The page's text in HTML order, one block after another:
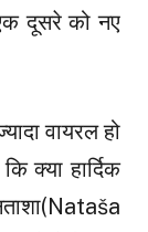
दूसरे को नए
वायरल हो
क्या हार्दिक